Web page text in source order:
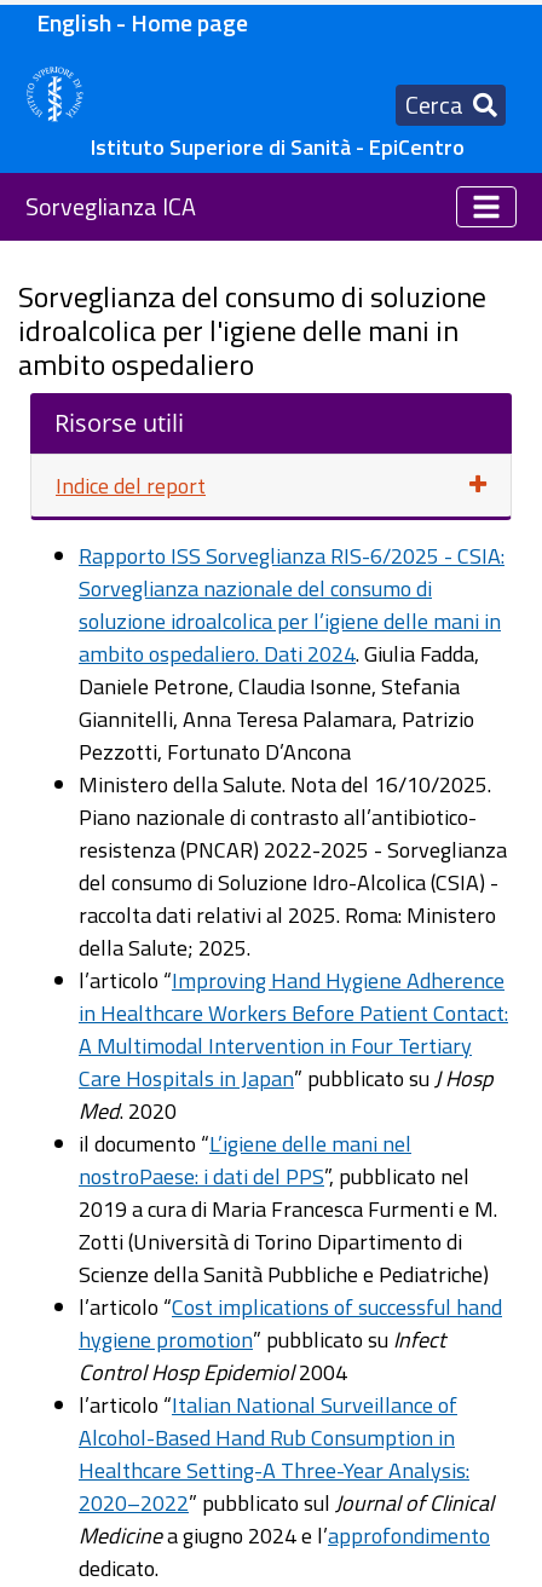
English - Home page
Cerca
Istituto Superiore di Sanità - EpiCentro
Sorveglianza ICA
Sorveglianza del consumo di soluzione
idroalcolica per l'igiene delle mani in
ambito ospedaliero
Risorse utili
Indice del report
Rapporto ISS Sorveglianza RIS-6/2025 - CSIA:
Sorveglianza nazionale del consumo di
soluzione idroalcolica per l’igiene delle mani in
ambito ospedaliero. Dati 2024. Giulia Fadda,
Daniele Petrone, Claudia Isonne, Stefania
Giannitelli, Anna Teresa Palamara, Patrizio
Pezzotti, Fortunato D’Ancona
Ministero della Salute. Nota del 16/10/2025.
Piano nazionale di contrasto all’antibiotico-
resistenza (PNCAR) 2022-2025 - Sorveglianza
del consumo di Soluzione Idro-Alcolica (CSIA) -
raccolta dati relativi al 2025. Roma: Ministero
della Salute; 2025.
l’articolo “Improving Hand Hygiene Adherence
in Healthcare Workers Before Patient Contact:
A Multimodal Intervention in Four Tertiary
Care Hospitals in Japan” pubblicato suJ Hosp
Med. 2020
il documento “L’igiene delle mani nel
nostroPaese: i dati del PPS”, pubblicato nel
2019 a cura di Maria Francesca Furmenti e M.
Zotti (Università di Torino Dipartimento di
Scienze della Sanità Pubbliche e Pediatriche)
l’articolo “Cost implications of successful hand
hygiene promotion” pubblicato suInfect
Control Hosp Epidemiol2004
l’articolo “Italian National Surveillance of
Alcohol-Based Hand Rub Consumption in
Healthcare Setting-A Three-Year Analysis:
2020–2022” pubblicato sulJournal of Clinical
Medicinea giugno 2024 e l’approfondimento
dedicato.